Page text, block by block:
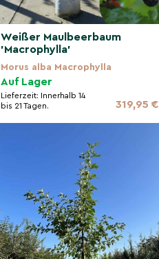
Weißer Maulbeerbaum
'Macrophylla'
Morus alba Macrophylla
Auf Lager
Lieferzeit: Innerhalb 14
bis 21 Tagen.
319,95 €